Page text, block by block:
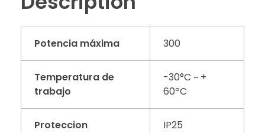
Potencia máxima 300
Temperatura de
trabajo
-30°C ~ +
60ºC
Proteccion IP25